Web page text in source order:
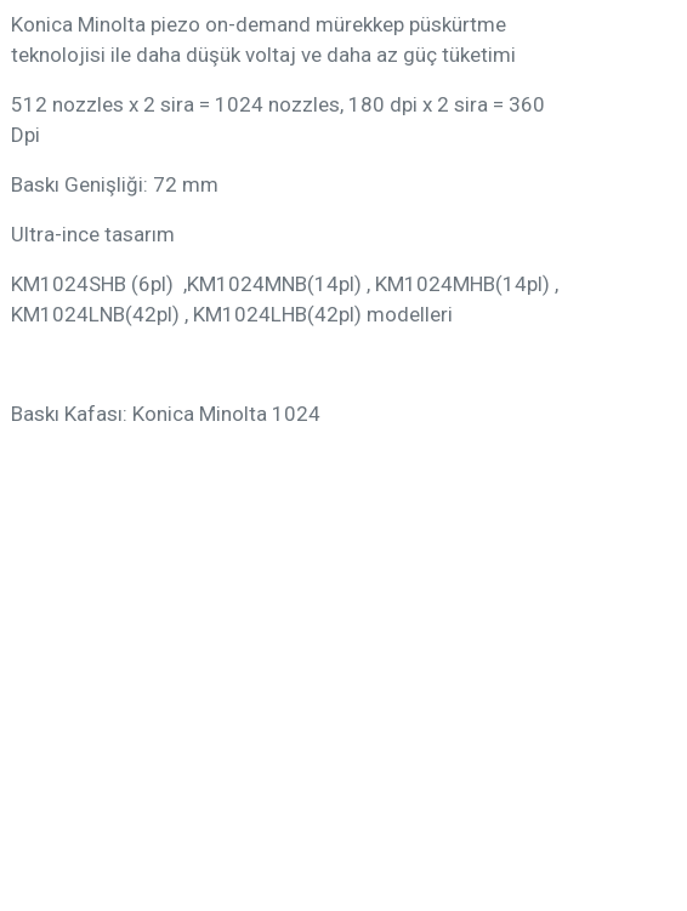
Konica Minolta piezo on-demand mürekkep püskürtme
teknolojisi ile daha düşük voltaj ve daha az güç tüketimi
512 nozzles x 2 sira = 1024 nozzles, 180 dpi x 2 sira = 360
Dpi
Baskı Genişliği: 72 mm
Ultra-ince tasarım
KM1024SHB (6pl) ,KM1024MNB(14pl) , KM1024MHB(14pl) ,
KM1024LNB(42pl) , KM1024LHB(42pl) modelleri
Baskı Kafası: Konica Minolta 1024